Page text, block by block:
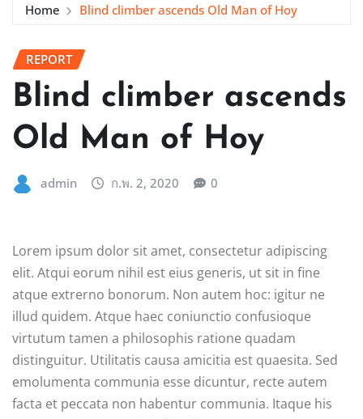
Home Blind climber ascends Old Man of Hoy
REPORT
Blind climber ascends
Old Man of Hoy
admin ก.พ. 2, 2020 0
Lorem ipsum dolor sit amet, consectetur adipiscing
elit. Atqui eorum nihil est eius generis, ut sit in fine
atque extrerno bonorum. Non autem hoc: igitur ne
illud quidem. Atque haec coniunctio confusioque
virtutum tamen a philosophis ratione quadam
distinguitur. Utilitatis causa amicitia est quaesita. Sed
emolumenta communia esse dicuntur, recte autem
facta et peccata non habentur communia. Itaque his